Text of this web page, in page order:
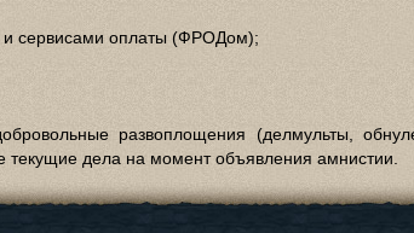
и сервисами оплаты (ФРОДом);
развоплощения (делмульты,
дела на момент объявления амнистии.